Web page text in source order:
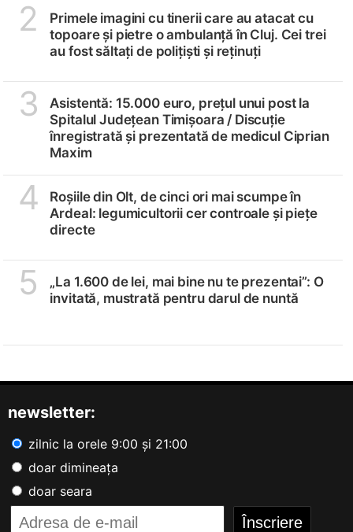
2
Primele imagini cu tinerii care au atacat cu
topoare și pietre o ambulanță în Cluj. Cei trei
au fost săltați de polițiști și reținuți
3
Asistentă: 15.000 euro, prețul unui post la
Spitalul Județean Timișoara / Discuție
înregistrată și prezentată de medicul Ciprian
Maxim
4
Roșiile din Olt, de cinci ori mai scumpe în
Ardeal: legumicultorii cer controale și piețe
directe
5
„La 1.600 de lei, mai bine nu te prezentai”: O
invitată, mustrată pentru darul de nuntă
newsletter:
zilnic la orele 9:00 și 21:00
doar dimineața
doar seara